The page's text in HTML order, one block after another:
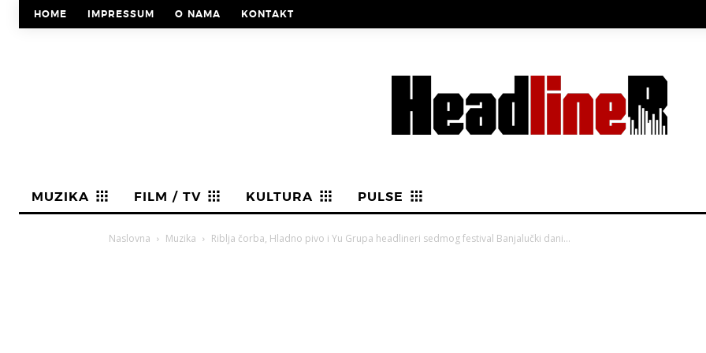
HOME IMPRESSUM O NAMA KONTAKT
MUZIKA FILM / TV KULTURA PULSE
Naslovna Muzika Riblja čorba, Hladno pivo i Yu Grupa headlineri sedmog festival Banjalučki dani...